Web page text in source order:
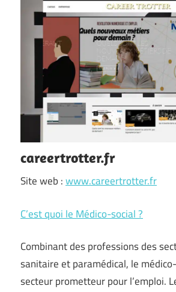
careertrotter.fr
Site web :www.careertrotter.fr
C’est quoi le Médico-social ?
Combinant des professions des
sanitaire et paramédical, le
secteur prometteur pour l’emploi.